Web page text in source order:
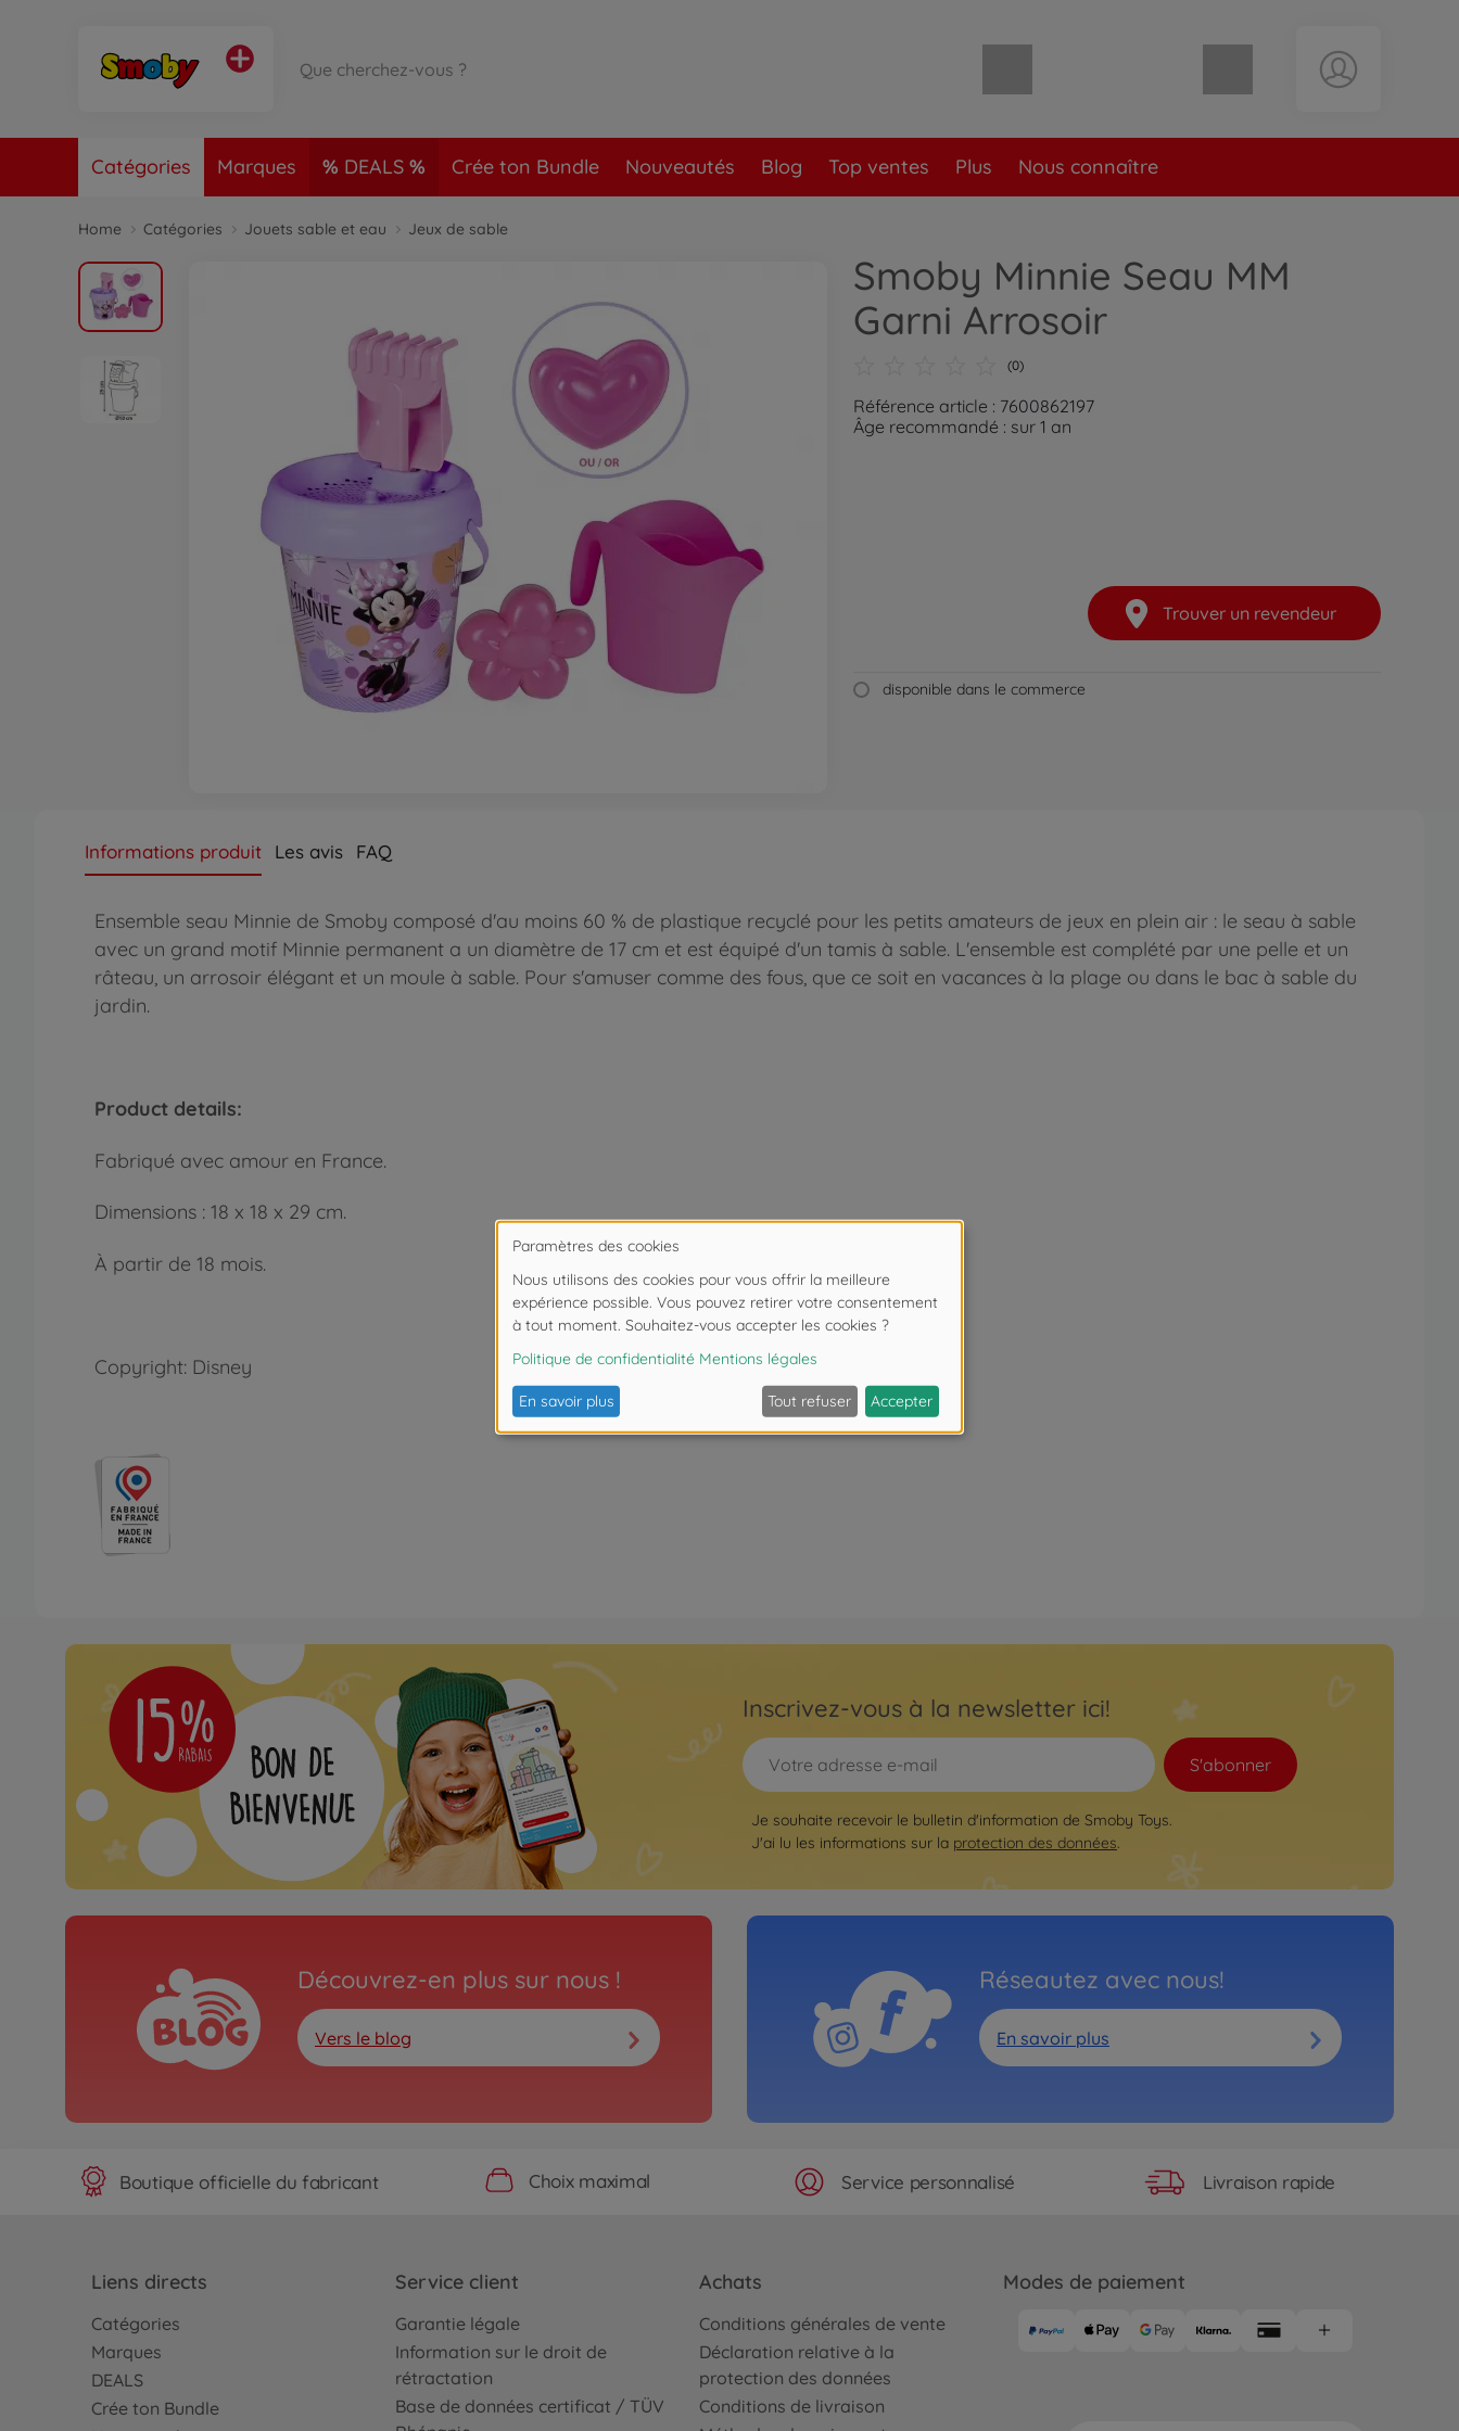
Catégories Marques DEALS Crée ton Bundle Nouveautés Blog Top ventes Plus Nous connaître
Home Catégories Jouets sable et eau Jeux de sable
Smoby Minnie Seau MM
Garni Arrosoir
(0)
Référence article : 7600862197
Âge recommandé : sur 1 an
Trouver un revendeur
disponible dans le commerce
Informations produit Les avis FAQ
Ensemble seau Minnie de Smoby composé d'au moins 60 % de plastique recyclé pour les petits amateurs de jeux en plein air : le seau à sable
avec un grand motif Minnie permanent a un diamètre de 17 cm et est équipé d'un tamis à sable. L'ensemble est complété par une pelle et un
râteau, un arrosoir élégant et un moule à sable. Pour s'amuser comme des fous, que ce soit en vacances à la plage ou dans le bac à sable du
jardin.
Product details:
Fabriqué avec amour en France.
Dimensions : 18 x 18 x 29 cm.
À partir de 18 mois.
Copyright: Disney
Inscrivez-vous à la newsletter ici!
S'abonner
Je souhaite recevoir le bulletin d'information de Smoby Toys.
J'ai lu les informations sur la protection des données.
Découvrez-en plus sur nous !
Vers le blog
Réseautez avec nous!
En savoir plus
Boutique officielle du fabricant Choix maximal Service personnalisé Livraison rapide
Liens directs
Catégories
Marques
DEALS
Crée ton Bundle
Service client
Garantie légale
Information sur le droit de
rétractation
Base de données certificat / TÜV
Achats
Conditions générales de vente
Déclaration relative à la
protection des données
Conditions de livraison
Modes de paiement